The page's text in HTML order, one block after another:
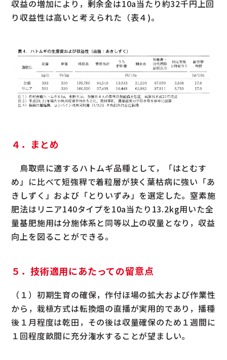
収益の増加により，剰余金は10a当たり約32千円上回
り収益性は高いと考えられた（表４)。
４．まとめ
鳥取県に適するハトムギ品種として，「はとむす
め」に比べて短強稈で着粒層が狭く葉枯病に強い「あ
きしずく」および「とりいずみ」を選定した。窒素施
肥法はリニア140タイプを10a当たり13.2kg用いた全
量基肥施用は分施体系と同等以上の収量となり，収益
向上を図ることができる。
５．技術適用にあたっての留意点
（１）初期生育の確保，作付ほ場の拡大および作業性
から，栽植方式は転換畑の直播が実用的であり，播種
後１月程度は乾田，その後は収量確保のため１週間に
１回程度畝間に充分潅水することが望ましい。